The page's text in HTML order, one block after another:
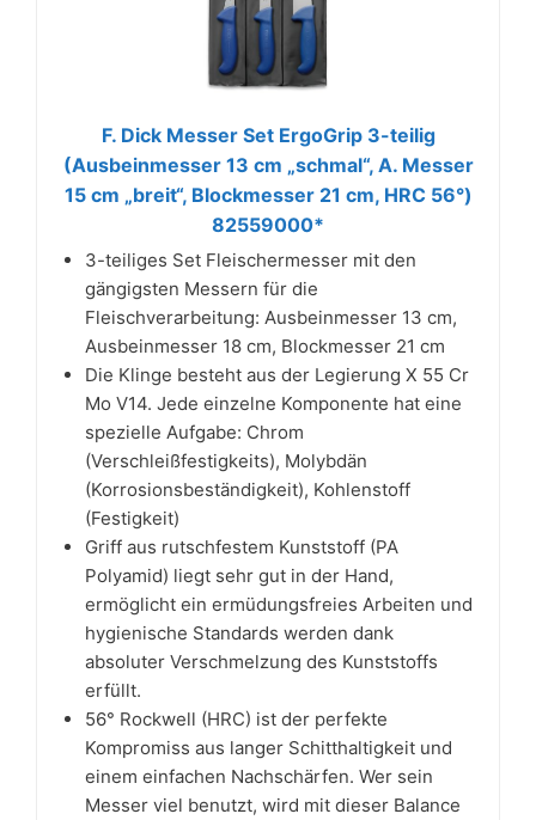
F. Dick Messer Set ErgoGrip 3-teilig
(Ausbeinmesser 13 cm „schmal“, A. Messer
15 cm „breit“, Blockmesser 21 cm, HRC 56°)
82559000*
3-teiliges Set Fleischermesser mit den
gängigsten Messern für die
Fleischverarbeitung: Ausbeinmesser 13 cm,
Ausbeinmesser 18 cm, Blockmesser 21 cm
Die Klinge besteht aus der Legierung X 55 Cr
Mo V14. Jede einzelne Komponente hat eine
spezielle Aufgabe: Chrom
(Verschleißfestigkeits), Molybdän
(Korrosionsbeständigkeit), Kohlenstoff
(Festigkeit)
Griff aus rutschfestem Kunststoff (PA
Polyamid) liegt sehr gut in der Hand,
ermöglicht ein ermüdungsfreies Arbeiten und
hygienische Standards werden dank
absoluter Verschmelzung des Kunststoffs
erfüllt.
56° Rockwell (HRC) ist der perfekte
Kompromiss aus langer Schitthaltigkeit und
einem einfachen Nachschärfen. Wer sein
Messer viel benutzt, wird mit dieser Balance